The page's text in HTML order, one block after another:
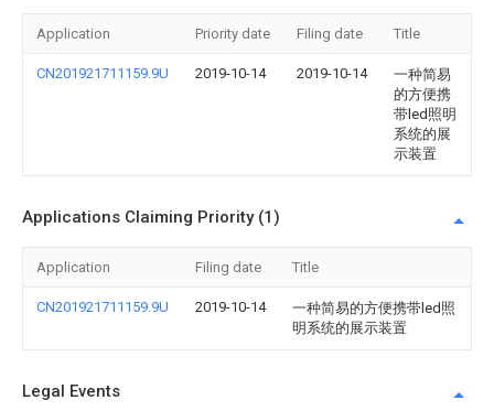
Application Priority date Filing date Title
CN201921711159.9U 2019-10-14 2019-10-14
一种简易
的方便携
带led照明
系统的展
示装置
Applications Claiming Priority (1)
Application Filing date Title
CN201921711159.9U 2019-10-14
一种简易的方便携带led照
明系统的展示装置
Legal Events